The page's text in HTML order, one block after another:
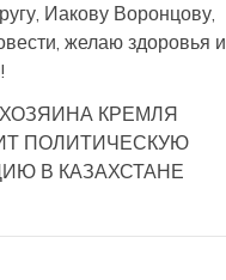
Иакову Воронцову,
желаю здоровья и
КРЕМЛЯ
ПОЛИТИЧЕСКУЮ
В КАЗАХСТАНЕ